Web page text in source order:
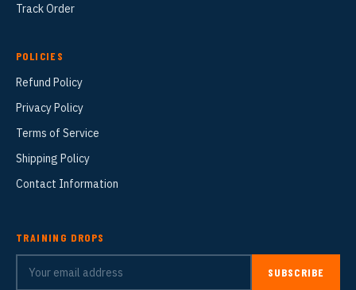
Track Order
POLICIES
Refund Policy
Privacy Policy
Terms of Service
Shipping Policy
Contact Information
TRAINING DROPS
SUBSCRIBE